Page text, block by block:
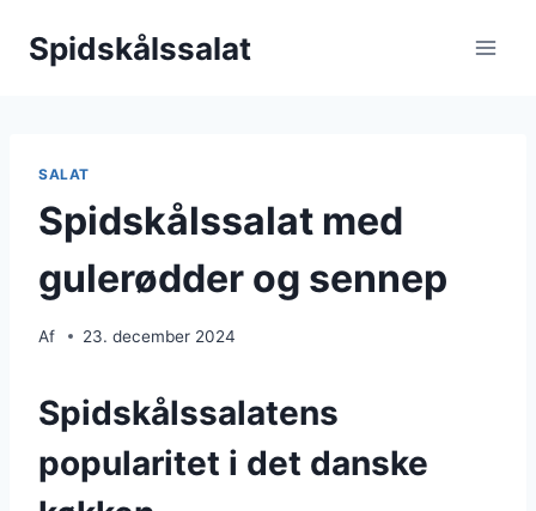
Spidskålssalat
SALAT
Spidskålssalat med
gulerødder og sennep
Af 23. december 2024
Spidskålssalatens
popularitet i det danske